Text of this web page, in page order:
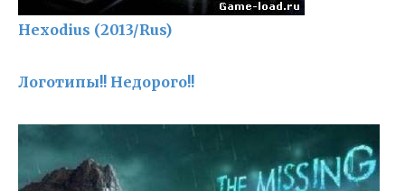
Hexodius (2013/Rus)
Логотипы!! Недорого!!